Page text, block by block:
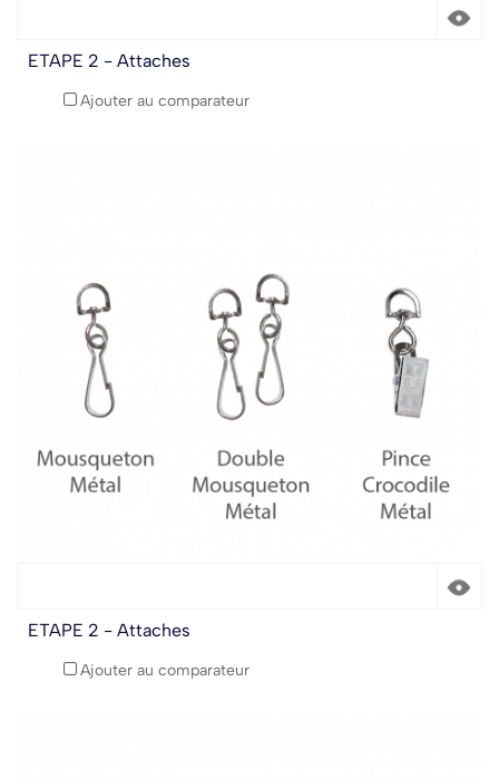
ETAPE 2 - Attaches
Ajouter au comparateur
ETAPE 2 - Attaches
Ajouter au comparateur